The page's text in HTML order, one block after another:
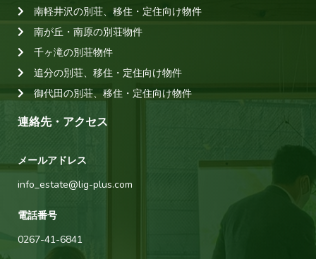
南軽井沢の別荘、移住・定住向け物件
南が丘・南原の別荘物件
千ヶ滝の別荘物件
追分の別荘、移住・定住向け物件
御代田の別荘、移住・定住向け物件
連絡先・アクセス
メールアドレス
info_estate@lig-plus.com
電話番号
0267-41-6841